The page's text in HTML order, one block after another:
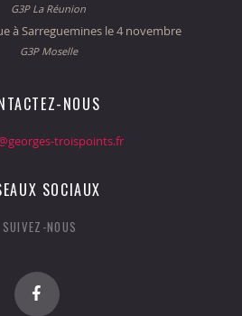
G3P La Réunion
à Sarreguemines le 4 novembre
G3P Moselle
NOUS
troispoints.fr
SOCIAUX
SUIVEZ-NOUS